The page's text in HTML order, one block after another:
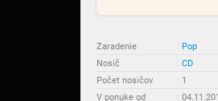
Zaradenie : Pop
Nosič
: CD
Počet nosičov
: 1
V ponuke od
: